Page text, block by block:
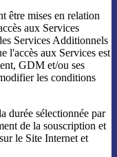
être mises en relation
aux Services
Services Additionnels
l'accès aux Services est
GDM et/ou ses
les conditions
durée sélectionnée par
de la souscription et
le Site Internet et